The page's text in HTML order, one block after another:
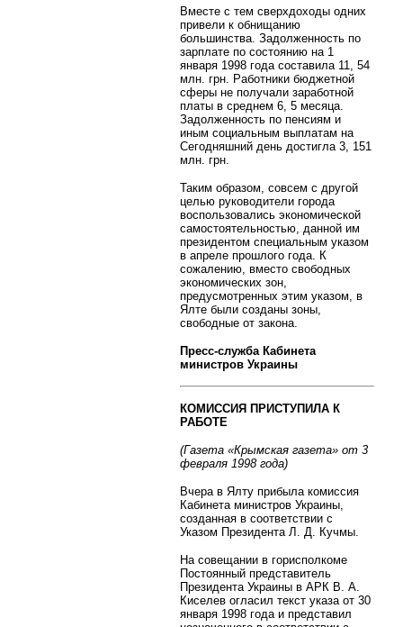
Вместе с тем сверхдоходы одних
привели к обнищанию
большинства. Задолженность по
зарплате по состоянию на 1
января 1998 года составила 11, 54
млн. грн. Работники бюджетной
сферы не получали заработной
платы в среднем 6, 5 месяца.
Задолженность по пенсиям и
иным социальным выплатам на
Сегодняшний день достигла 3, 151
млн. грн.
Таким образом, совсем с другой
целью руководители города
воспользовались экономической
самостоятельностью, данной им
президентом специальным указом
в апреле прошлого года. К
сожалению, вместо свободных
экономических зон,
предусмотренных этим указом, в
Ялте были созданы зоны,
свободные от закона.
Пресс-служба Кабинета
министров Украины
КОМИССИЯ ПРИСТУПИЛА К
РАБОТЕ
(Газета «Крымская газета» от 3
февраля 1998 года)
Вчера в Ялту прибыла комиссия
Кабинета министров Украины,
созданная в соответствии с
Указом Президента Л. Д. Кучмы.
На совещании в горисполкоме
Постоянный представитель
Президента Украины в АРК В. А.
Киселев огласил текст указа от 30
января 1998 года и представил